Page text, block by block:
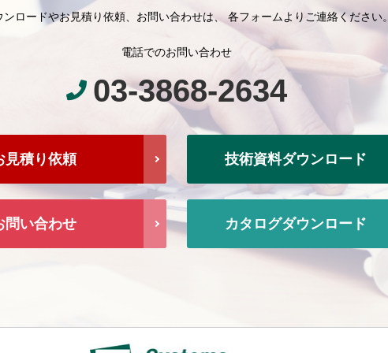
ンロードやお見積り依頼、お問い合わせは、 各フォームよりご連絡ください。
電話でのお問い合わせ
03-3868-2634
見積り依頼 技術資料ダウンロード
問い合わせ カタログダウンロード